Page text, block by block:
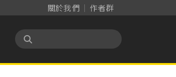
關於我們 作者群